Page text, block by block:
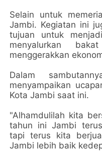
Selain untuk
Jambi. Kegiatan ini
tujuan untuk
menyalurkan
menggerakkan
Dalam
menyampaikan
Kota Jambi saat ini.
"Alhamdulilah kita
tahun ini Jambi
tapi terus kita
Jambi lebih baik